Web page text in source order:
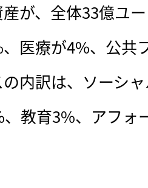
が、全体33億ユ
医療が4%、公共
内訳は、ソーシ
教育3%、アフォ